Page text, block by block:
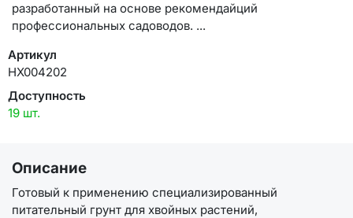
разработанный на основе рекомендайций
профессиональных садоводов. ...
Артикул
НХ004202
Доступность
19 шт.
Описание
Готовый к применению специализированный
питательный грунт для хвойных растений,